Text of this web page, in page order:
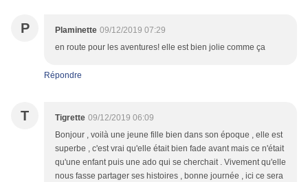
P Plaminette 09/12/2019 07:29
en route pour les aventures! elle est bien jolie comme ça
Répondre
T Tigrette 09/12/2019 06:09
Bonjour , voilà une jeune fille bien dans son époque , elle est
superbe , c'est vrai qu'elle était bien fade avant mais ce n'était
qu'une enfant puis une ado qui se cherchait . Vivement qu'elle
nous fasse partager ses histoires , bonne journée , ici ce sera